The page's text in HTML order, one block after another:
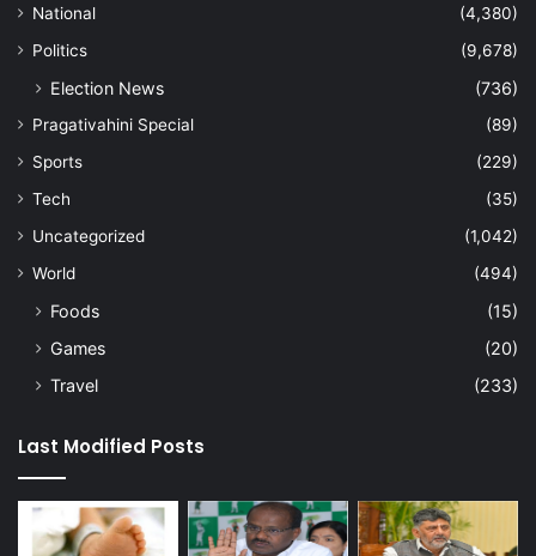
National
(4,380)
Politics
(9,678)
Election News (736)
Pragativahini Special
(89)
Sports
(229)
Tech
(35)
Uncategorized
(1,042)
World
(494)
Foods
(15)
Games
(20)
Travel
(233)
Last Modified Posts